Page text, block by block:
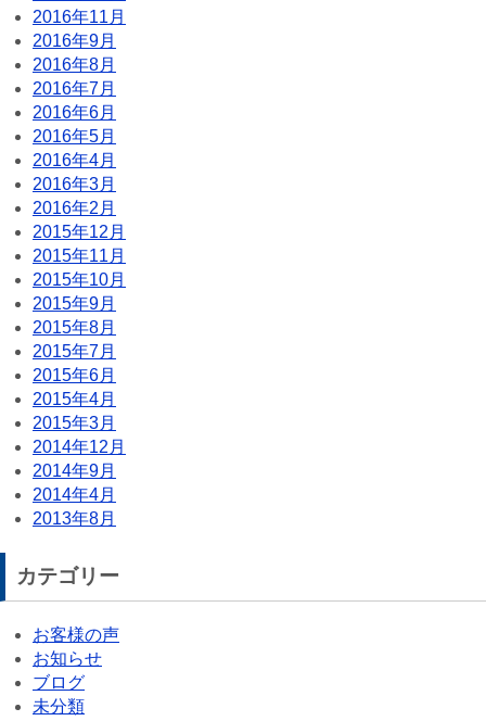
2016年11月
2016年9月
2016年8月
2016年7月
2016年6月
2016年5月
2016年4月
2016年3月
2016年2月
2015年12月
2015年11月
2015年10月
2015年9月
2015年8月
2015年7月
2015年6月
2015年4月
2015年3月
2014年12月
2014年9月
2014年4月
2013年8月
カテゴリー
お客様の声
お知らせ
ブログ
未分類